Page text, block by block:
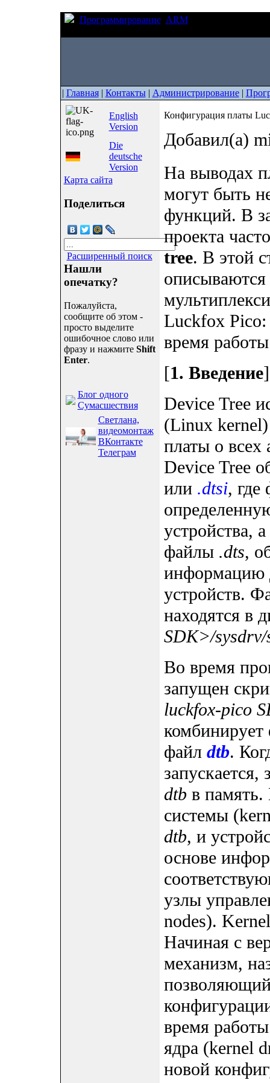
Программирование ARM
| Главная| Контакты| Администрирование|
English
Version
Die
deutsche
Version
Карта сайта
Поделиться
Расширенный поиск
Нашли
опечатку?
Пожалуйста,
сообщите об этом -
просто выделите
ошибочное слово или
фразу и нажмите Shift
Enter.
Блог одного
Сумасшествия
Светлана,
видеомонтаж
ВКонтакте
Телеграм
Конфигурация платы
Добавил(а)
На выводах
могут быть
функций. В
проекта
tree. В этой
Luckfox Pico:
время
[1. Введение]
Device Tree
(Linux
платы о всех
Device Tree
или .dtsi,
устройства,
файлы .dts,
информацию
устройств.
находятся в
SDK>/
Во время
запущен
luckfox-pico
файл dtb.
запускается,
dtb в память.
системы
dtb, и
основе
узлы
nodes).
Начиная с
механизм,
время
ядра (kernel
новой